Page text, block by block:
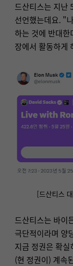
드산티스는 지난
선언했는데요. "
하는 것에 반대한
장에서 활동하게
[드산티스
드산티스는 바이
극단적이라며 양
지금 정권은 확
(현 정권이) 계속